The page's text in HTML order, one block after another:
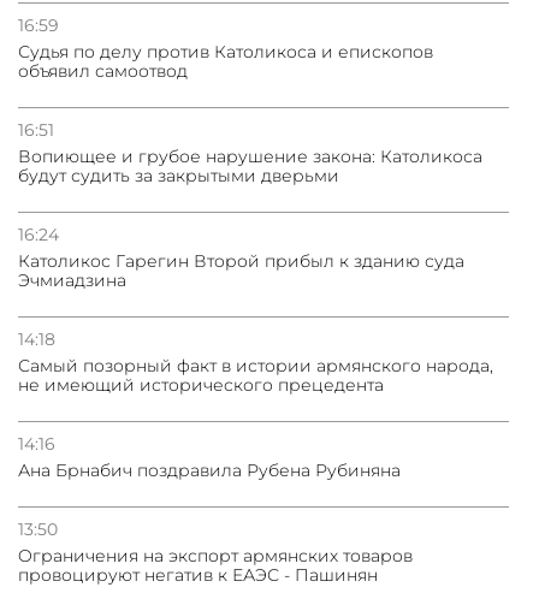
16:59
Судья по делу против Католикоса и епископов
объявил самоотвод
16:51
Вопиющее и грубое нарушение закона: Католикоса
будут судить за закрытыми дверьми
16:24
Католикос Гарегин Второй прибыл к зданию суда
Эчмиадзина
14:18
Самый позорный факт в истории армянского народа,
не имеющий исторического прецедента
14:16
Ана Брнабич поздравила Рубена Рубиняна
13:50
Oграничения на экспорт армянских товаров
провоцируют негатив к ЕАЭС - Пашинян